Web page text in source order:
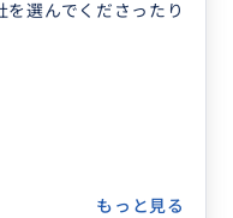
選んでくださったり
もっと見る